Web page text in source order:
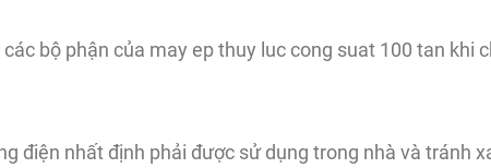
bộ phận của may ep thuy luc cong suat 100 tan khi
điện nhất định phải được sử dụng trong nhà và tránh